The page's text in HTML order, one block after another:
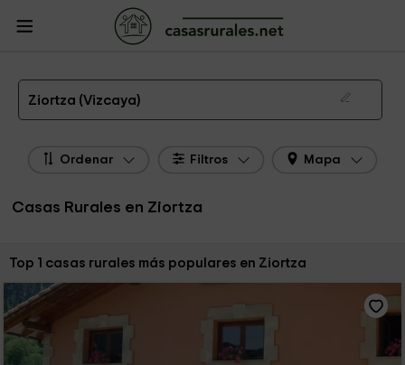
Casas Rurales
Vizcaya
Casas Rurales Ziortza
Las 1 mejores casas rurales en Ziortza de 2026
Ziortza (Vizcaya)
Ordenar Filtros Mapa
Casas Rurales en Ziortza
Ordenar por:
Top 1 casas rurales más populares en Ziortza